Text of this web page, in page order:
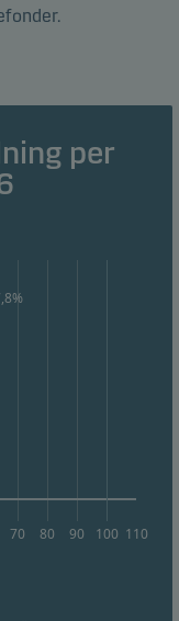
per
70 80 90 100 110
ditt
dig relevant